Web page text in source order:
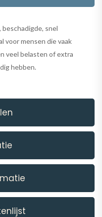
snel
voor mensen die vaak
veel belasten of extra
hebben.